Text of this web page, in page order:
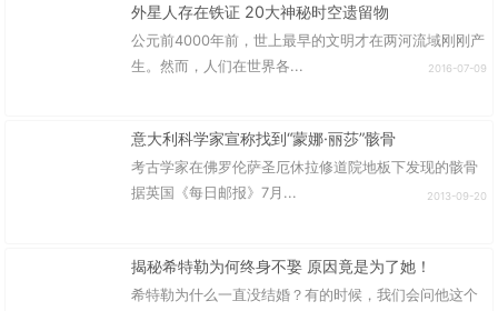
外星人存在铁证 20大神秘时空遗留物
公元前4000年前，世上最早的文明才在两河流域刚刚产
生。然而，人们在世界各...
2016-07-09
意大利科学家宣称找到“蒙娜·丽莎”骸骨
考古学家在佛罗伦萨圣厄休拉修道院地板下发现的骸骨
据英国《每日邮报》7月...
2013-09-20
揭秘希特勒为何终身不娶 原因竟是为了她！
希特勒为什么一直没结婚？有的时候，我们会问他这个